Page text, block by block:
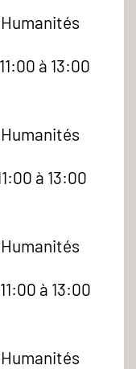
à 13:00
à 13:00
à 13:00